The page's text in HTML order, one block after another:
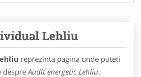
Lehliu
reprezinta pagina unde puteti
despre Audit energetic Lehliu.